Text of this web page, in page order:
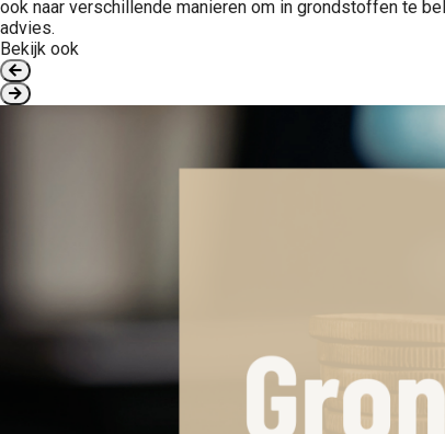
ook naar verschillende manieren om in grondstoffen te
advies.
Bekijk ook